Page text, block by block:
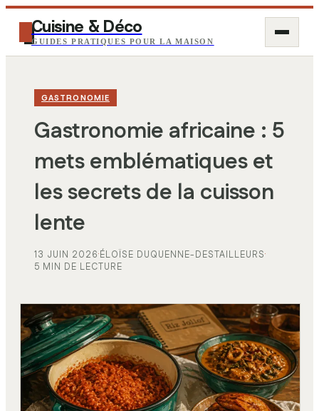
Cuisine & Déco
GUIDES PRATIQUES POUR LA MAISON
GASTRONOMIE
Gastronomie africaine : 5
mets emblématiques et
les secrets de la cuisson
lente
13 JUIN 2026·ÉLOÏSE DUQUENNE-DESTAILLEURS·
5 MIN DE LECTURE